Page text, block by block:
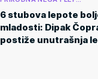
6 stubova lepote
mladosti: Dipak
postiže unutrašnja